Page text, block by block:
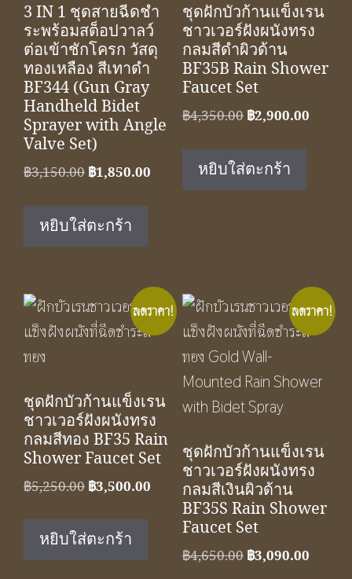
3 IN 1 ชุดสายฉีดชำ
ระพร้อมสต็อปวาลว์
ต่อเข้าชักโครก วัสดุ
ทองเหลือง สีเทาดำ
BF344 (Gun Gray
Handheld Bidet
Sprayer with Angle
Valve Set)
฿3,150.00 Original
฿3,150.00.
฿1,850.00 Current
หยิบใส่ตะกร้า
ชุดฝักบัวก้านแข็งเรน
ชาวเวอร์ฝังผนังทรง
กลมสีดำผิวด้าน
BF35B Rain Shower
Faucet Set
฿4,350.00 Original
฿4,350.00.
฿2,900.00
หยิบใส่ตะกร้า
ลดราคา!
ชุดฝักบัวก้านแข็งเรน
ชาวเวอร์ฝังผนังทรง
กลมสีทอง BF35 Rain
Shower Faucet Set
฿5,250.00 Original
฿5,250.00.
฿3,500.00 Current
฿3,500.00.
หยิบใส่ตะกร้า
ลดราคา!
ชุดฝักบัวก้านแข็งเรน
ชาวเวอร์ฝังผนังทรง
กลมสีเงินผิวด้าน
BF35S Rain Shower
Faucet Set
฿4,650.00 Original
฿3,090.00